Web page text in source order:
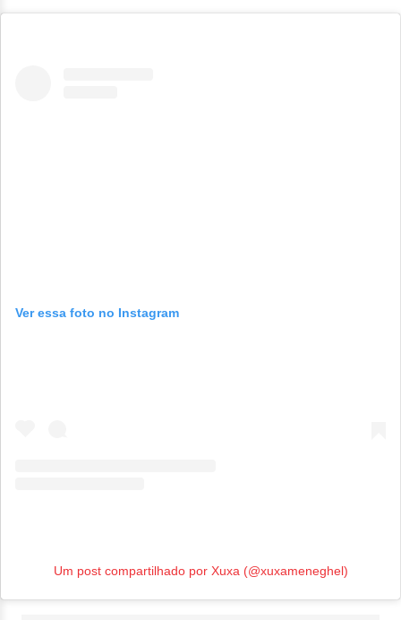
Ver essa foto no Instagram
Um post compartilhado por Xuxa (@xuxameneghel)